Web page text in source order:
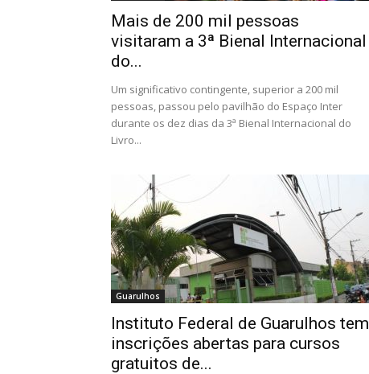
Mais de 200 mil pessoas
visitaram a 3ª Bienal Internacional
do...
Um significativo contingente, superior a 200 mil
pessoas, passou pelo pavilhão do Espaço Inter
durante os dez dias da 3ª Bienal Internacional do
Livro...
Guarulhos
Instituto Federal de Guarulhos tem
inscrições abertas para cursos
gratuitos de...